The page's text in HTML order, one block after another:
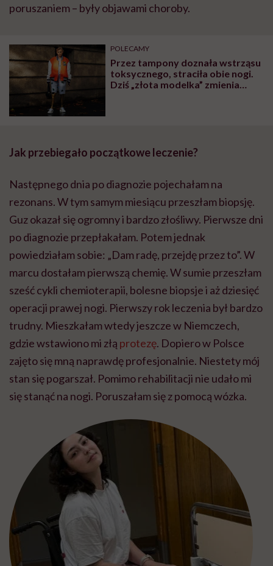
poruszaniem – były objawami choroby.
POLECAMY
Przez tampony doznała wstrząsu
toksycznego, straciła obie nogi.
Dziś „złota modelka” zmienia
Jak przebiegało początkowe leczenie?
Następnego dnia po diagnozie pojechałam na
rezonans. W tym samym miesiącu przeszłam biopsję.
Guz okazał się ogromny i bardzo złośliwy. Pierwsze dni
po diagnozie przepłakałam. Potem jednak
powiedziałam sobie: „Dam radę, przejdę przez to”. W
marcu dostałam pierwszą chemię. W sumie przeszłam
sześć cykli chemioterapii, bolesne biopsje i aż dziesięć
operacji prawej nogi. Pierwszy rok leczenia był bardzo
trudny. Mieszkałam wtedy jeszcze w Niemczech,
gdzie wstawiono mi złą protezę. Dopiero w Polsce
zajęto się mną naprawdę profesjonalnie. Niestety mój
stan się pogarszał. Pomimo rehabilitacji nie udało mi
się stanąć na nogi. Poruszałam się z pomocą wózka.